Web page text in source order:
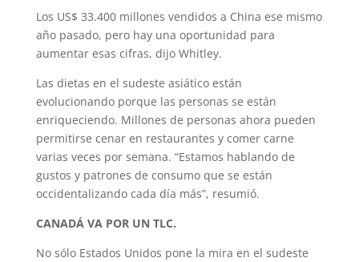
Los US$ 33.400 millones vendidos a China ese mismo
año pasado, pero hay una oportunidad para
aumentar esas cifras, dijo Whitley.
Las dietas en el sudeste asiático están
evolucionando porque las personas se están
enriqueciendo. Millones de personas ahora pueden
permitirse cenar en restaurantes y comer carne
varias veces por semana. “Estamos hablando de
gustos y patrones de consumo que se están
occidentalizando cada día más”, resumió.
CANADÁ VA POR UN TLC.
No sólo Estados Unidos pone la mira en el sudeste